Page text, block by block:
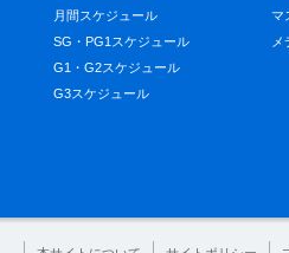
月間スケジュール
SG・PG1スケジュール
G1・G2スケジュール
G3スケジュール
マ
メ